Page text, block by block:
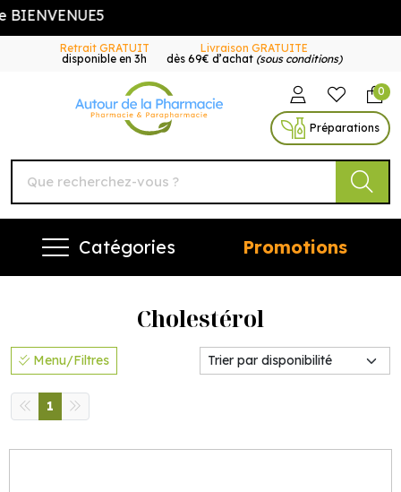
Retrait GRATUIT
disponible en 3h
Livraison GRATUITE
dès 69€ d’achat (sous conditions)
Autour de la Pharmacie
0
Préparations
Catégories Promotions
Cholestérol
Menu/Filtres
1